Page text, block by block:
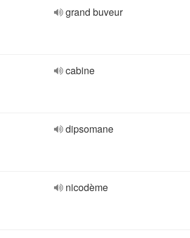
grand buveur
cabine
dipsomane
nicodème